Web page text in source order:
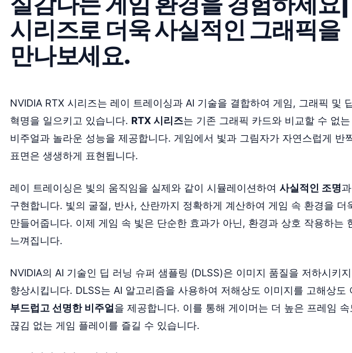
시리즈로 더욱 사실적인 그래픽을
만나보세요.
NVIDIA RTX 시리즈는 레이 트레이싱과 AI 기술을 결합하여 게임, 그래픽 및
혁명을 일으키고 있습니다. RTX 시리즈는 기존 그래픽 카드와 비교할 수 없
비주얼과 놀라운 성능을 제공합니다. 게임에서 빛과 그림자가 자연스럽게 반
표면은 생생하게 표현됩니다.
레이 트레이싱은 빛의 움직임을 실제와 같이 시뮬레이션하여 사실적인 조명
구현합니다. 빛의 굴절, 반사, 산란까지 정확하게 계산하여 게임 속 환경을 더
만들어줍니다. 이제 게임 속 빛은 단순한 효과가 아닌, 환경과 상호 작용하는
느껴집니다.
NVIDIA의 AI 기술인 딥 러닝 슈퍼 샘플링 (DLSS)은 이미지 품질을 저하시키
향상시킵니다. DLSS는 AI 알고리즘을 사용하여 저해상도 이미지를 고해상도
부드럽고 선명한 비주얼을 제공합니다. 이를 통해 게이머는 더 높은 프레임
끊김 없는 게임 플레이를 즐길 수 있습니다.